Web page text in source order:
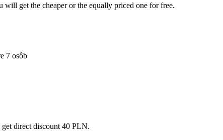
get the cheaper or the equally priced one for free.
7 osôb
direct discount 40 PLN.